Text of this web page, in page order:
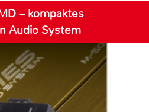
– kompaktes
Audio System